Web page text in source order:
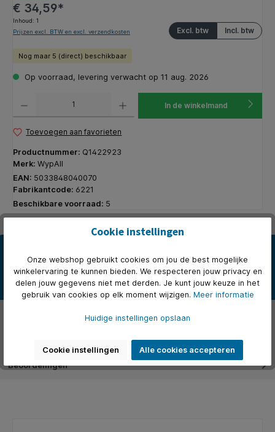
€ 34,59*
Inhoud: 1
Incl. btw
Excl. btw
Prijzen excl. BTW en excl. verzendkosten
Nog maar 5 (direct) beschikbaar
Op voorraad, levering verwacht op 11 aug. 2026
In de winkelmand
Toevoegen aan favorieten
Productnummer: Q1422923
Merk: WypAll
EAN: 5033848040070
Fabrikantcode: 6221
Beschikbare voorraad: 5
* Draagbare WypAll Reach dispenser met centrale toevoer 6221 *
Ongeacht met welke oppervlakken uw werknemers en bezoekers
d…Meer
Beoordelingen
Cookie instellingen
Onze webshop gebruikt cookies om jou de best mogelijke
winkelervaring te kunnen bieden. We respecteren jouw privacy en
delen jouw gegevens niet met derden. Je kunt jouw keuze in het
gebruik van cookies op elk moment wijzigen. Meer informatie
Huidige instellingen opslaan
Cookie instellingen Alle cookies accepteren